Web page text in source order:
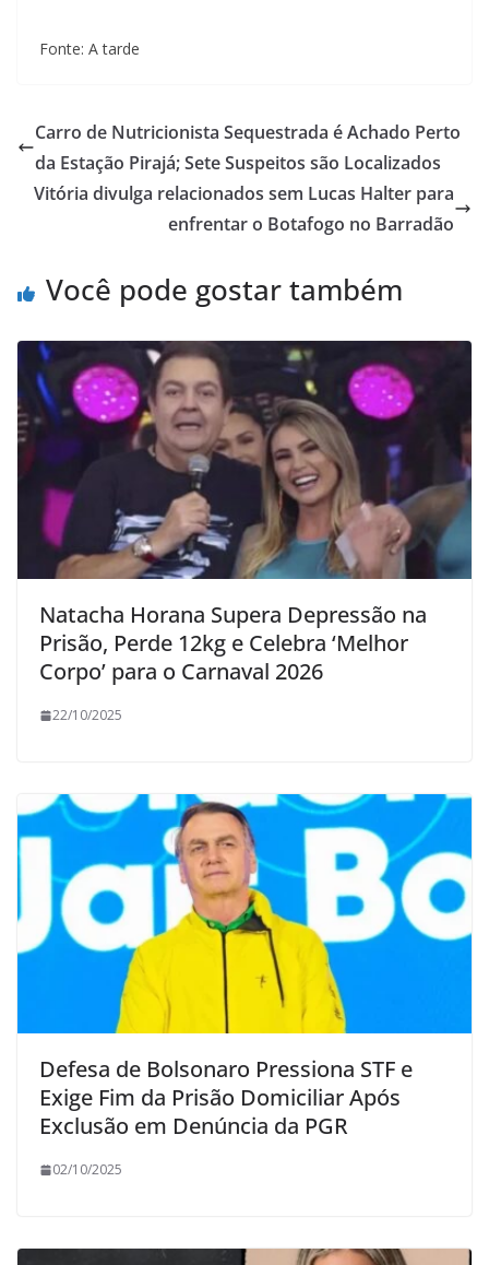
Fonte: A tarde
Carro de Nutricionista Sequestrada é Achado Perto
da Estação Pirajá; Sete Suspeitos são Localizados
Vitória divulga relacionados sem Lucas Halter para
enfrentar o Botafogo no Barradão
Você pode gostar também
Natacha Horana Supera Depressão na
Prisão, Perde 12kg e Celebra ‘Melhor
Corpo’ para o Carnaval 2026
22/10/2025
Defesa de Bolsonaro Pressiona STF e
Exige Fim da Prisão Domiciliar Após
Exclusão em Denúncia da PGR
02/10/2025